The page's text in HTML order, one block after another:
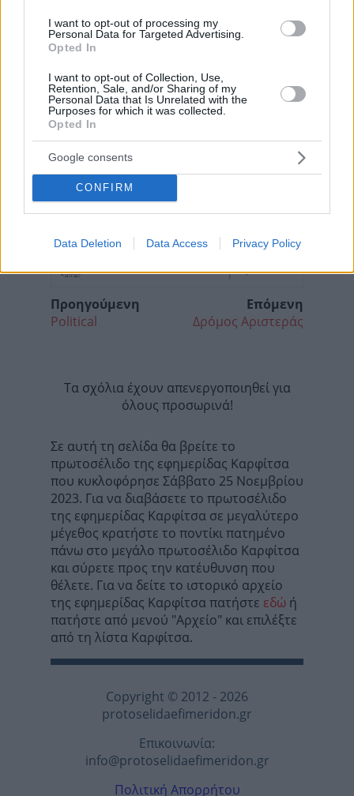
I want to opt-out of processing my
Personal Data for Targeted Advertising.
Opted In
I want to opt-out of Collection, Use,
Retention, Sale, and/or Sharing of my
Personal Data that Is Unrelated with the
Purposes for which it was collected.
Opted In
Google consents
CONFIRM
Data Deletion Data Access Privacy Policy
Προηγούμενη
Political
Επόμενη
Δρόμος Αριστεράς
Τα σχόλια έχουν απενεργοποιηθεί για
όλους προσωρινά!
Σε αυτή τη σελίδα θα βρείτε το
πρωτοσέλιδο της εφημερίδας Καρφίτσα
που κυκλοφόρησε Σάββατο 25 Νοεμβρίου
2023. Για να διαβάσετε το πρωτοσέλιδο
της εφημερίδας Καρφίτσα σε μεγαλύτερο
μέγεθος κρατήστε το ποντίκι πατημένο
πάνω στο μεγάλο πρωτοσέλιδο Καρφίτσα
και σύρετε προς την κατέυθυνση που
θέλετε. Για να δείτε το ιστορικό αρχείο
της εφημερίδας Καρφίτσα πατήστε εδώ ή
πατήστε από μενού "Αρχείο" και επιλέξτε
από τη λίστα Καρφίτσα.
Copyright © 2012 - 2026
protoselidaefimeridon.gr
Επικοινωνία:
info@protoselidaefimeridon.gr
Πολιτική Απορρήτου